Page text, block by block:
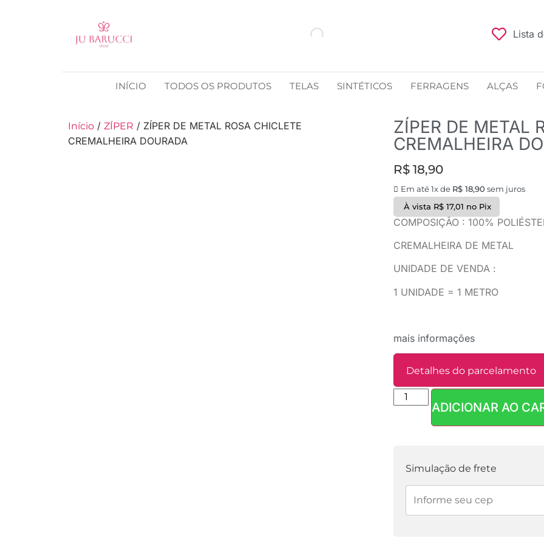
Lista
INÍCIO TODOS OS PRODUTOS TELAS SINTÉTICOS FERRAGENS ALÇAS
Início / ZÍPER / ZÍPER DE METAL ROSA CHICLETE
CREMALHEIRA DOURADA
ZÍPER DE METAL
CREMALHEIRA
R$18,90
Em até 1x de R$18,90 sem juros
À vista R$ 17,01 no Pix
COMPOSIÇÃO : 100%
CREMALHEIRA DE METAL
UNIDADE DE VENDA :
1 UNIDADE = 1 METRO
mais informações
Detalhes do parcelamento
Parcelas:ADICIONAR AO
Simulação de frete